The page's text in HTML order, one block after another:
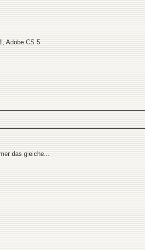
Adobe CS 5
das gleiche...